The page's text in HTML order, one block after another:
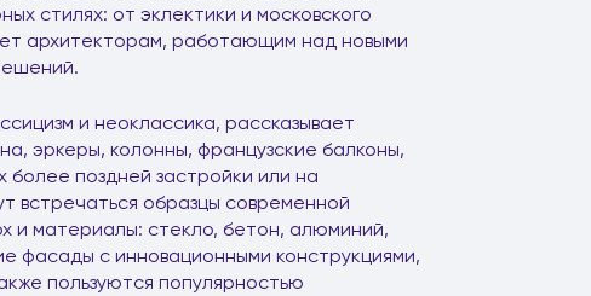
стилях: от эклектики и московского
архитекторам, работающим над новыми
и неоклассика, рассказывает
эркеры, колонны, французские балконы,
поздней застройки или на
встречаться образцы современной
и материалы: стекло, бетон, алюминий,
с инновационными конструкциями,
пользуются популярностью